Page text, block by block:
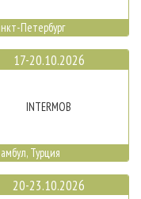
Петербург
17-20.10.2026
INTERMOB
Турция
20-23.10.2026